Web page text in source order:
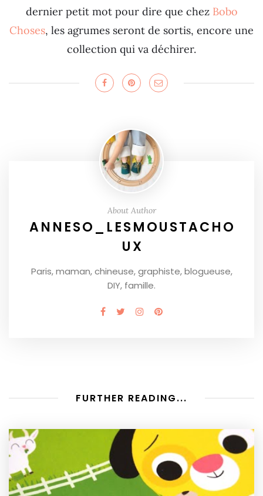
dernier petit mot pour dire que chez Bobo
Choses, les agrumes seront de sortis, encore une
collection qui va déchirer.
About Author
ANNESO_LESMOUSTACHO
UX
Paris, maman, chineuse, graphiste, blogueuse,
DIY, famille.
FURTHER READING...